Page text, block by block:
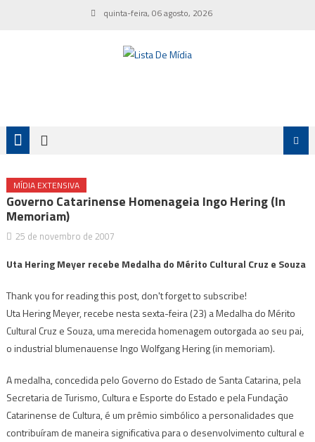
quinta-feira, 06 agosto, 2026
MÍDIA EXTENSIVA
Governo Catarinense Homenageia Ingo Hering (in
Memoriam)
25 de novembro de 2007
Uta Hering Meyer recebe Medalha do Mérito Cultural Cruz e Souza
Thank you for reading this post, don't forget to subscribe!
Uta Hering Meyer, recebe nesta sexta-feira (23) a Medalha do Mérito
Cultural Cruz e Souza, uma merecida homenagem outorgada ao seu pai,
o industrial blumenauense Ingo Wolfgang Hering (in memoriam).
A medalha, concedida pelo Governo do Estado de Santa Catarina, pela
Secretaria de Turismo, Cultura e Esporte do Estado e pela Fundação
Catarinense de Cultura, é um prêmio simbólico a personalidades que
contribuíram de maneira significativa para o desenvolvimento cultural e